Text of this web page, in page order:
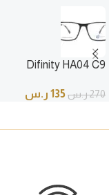
Difinity HA04 C9
270ر.س135 ر.س